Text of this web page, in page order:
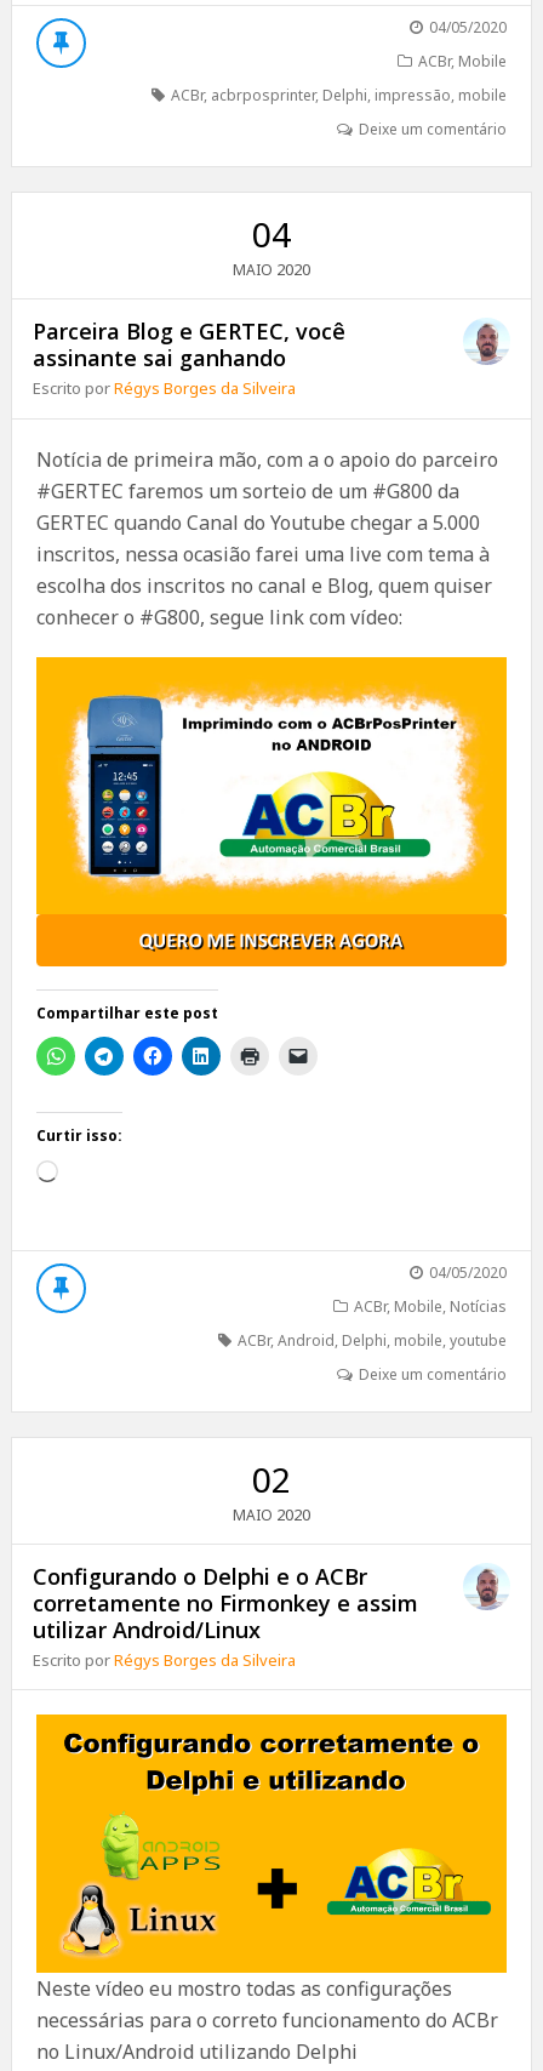
04/05/2020
ACBr, Mobile
ACBr, acbrposprinter, Delphi, impressão, mobile
Deixe um comentário
04
MAIO 2020
Parceira Blog e GERTEC, você
assinante sai ganhando
Escrito porRégys Borges da Silveira
Notícia de primeira mão, com a o apoio do parceiro
#GERTEC faremos um sorteio de um #G800 da
GERTEC quando Canal do Youtube chegar a 5.000
inscritos, nessa ocasião farei uma live com tema à
escolha dos inscritos no canal e Blog, quem quiser
conhecer o #G800, segue link com vídeo:
Compartilhar este post
Curtir isso:
Carregando...
04/05/2020
ACBr, Mobile, Notícias
ACBr,Android, Delphi, mobile,youtube
Deixe um comentário
02
MAIO 2020
Configurando o Delphi e o ACBr
corretamente no Firmonkey e assim
utilizar Android/Linux
Escrito porRégys Borges da Silveira
Neste vídeo eu mostro todas as configurações
necessárias para o correto funcionamento do ACBr
no Linux/Android utilizando Delphi